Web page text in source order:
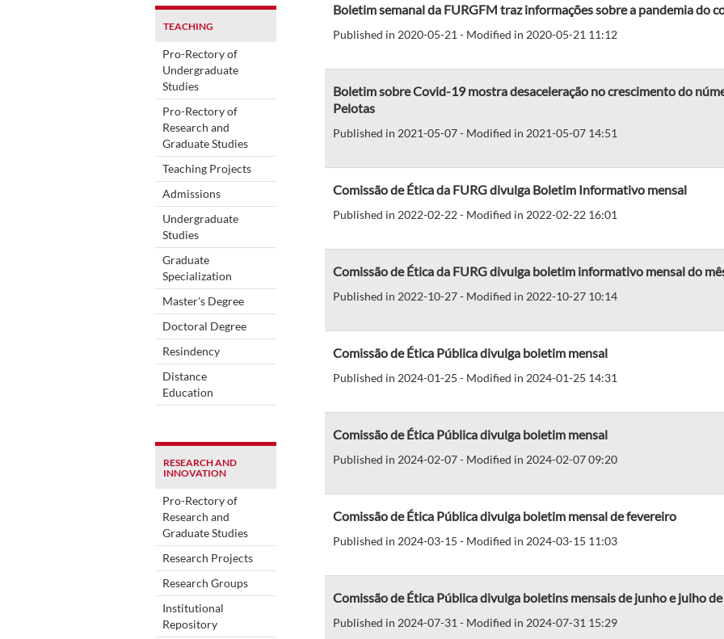
TEACHING
Pro-Rectory of
Undergraduate
Studies
Pro-Rectory of
Research and
Graduate Studies
Teaching Projects
Admissions
Undergraduate
Studies
Graduate
Specialization
Master's Degree
Doctoral Degree
Resindency
Distance
Education
RESEARCH AND
INNOVATION
Pro-Rectory of
Research and
Graduate Studies
Research Projects
Research Groups
Institutional
Repository
Boletim semanal da FURGFM traz informações sobre a pandemia do
Published in 2020-05-21 - Modified in 2020-05-21 11:12
Boletim sobre Covid-19 mostra desaceleração no crescimento do
Pelotas
Published in 2021-05-07 - Modified in 2021-05-07 14:51
Comissão de Ética da FURG divulga Boletim Informativo mensal
Published in 2022-02-22 - Modified in 2022-02-22 16:01
Comissão de Ética da FURG divulga boletim informativo mensal do
Published in 2022-10-27 - Modified in 2022-10-27 10:14
Comissão de Ética Pública divulga boletim mensal
Published in 2024-01-25 - Modified in 2024-01-25 14:31
Comissão de Ética Pública divulga boletim mensal
Published in 2024-02-07 - Modified in 2024-02-07 09:20
Comissão de Ética Pública divulga boletim mensal de fevereiro
Published in 2024-03-15 - Modified in 2024-03-15 11:03
Comissão de Ética Pública divulga boletins mensais de junho e julho
Published in 2024-07-31 - Modified in 2024-07-31 15:29